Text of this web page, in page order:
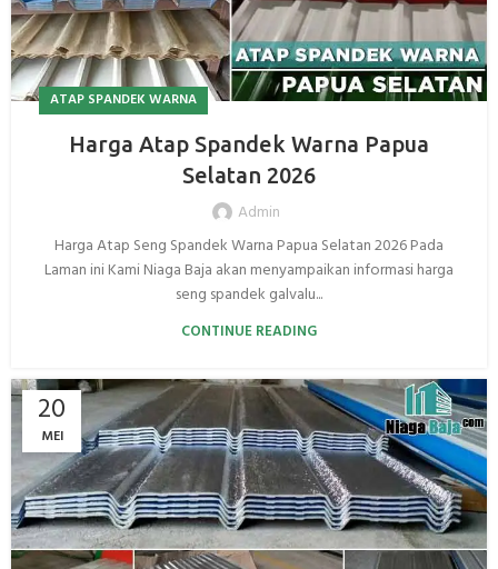
ATAP SPANDEK WARNA
Harga Atap Spandek Warna Papua
Selatan 2026
Admin
Harga Atap Seng Spandek Warna Papua Selatan 2026 Pada
Laman ini Kami Niaga Baja akan menyampaikan informasi harga
seng spandek galvalu...
CONTINUE READING
20
MEI